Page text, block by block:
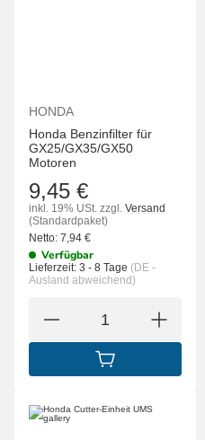
HONDA
Honda Benzinfilter für
GX25/GX35/GX50
Motoren
9,45 €
inkl. 19% USt. zzgl. Versand
(Standardpaket)
Netto: 7,94 €
Verfügbar
Lieferzeit: 3 - 8 Tage (DE -
Ausland abweichend)
IN DEN